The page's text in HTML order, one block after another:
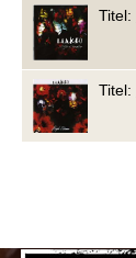
Titel:
Titel: